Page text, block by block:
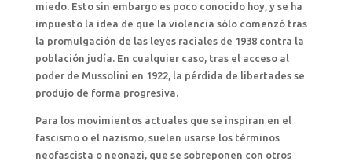
miedo. Esto sin embargo es poco conocido hoy, y se ha
impuesto la idea de que la violencia sólo comenzó tras
la promulgación de las leyes raciales de 1938 contra la
población judía. En cualquier caso, tras el acceso al
poder de Mussolini en 1922, la pérdida de libertades se
produjo de forma progresiva.
Para los movimientos actuales que se inspiran en el
fascismo o el nazismo, suelen usarse los términos
neofascista o neonazi, que se sobreponen con otros